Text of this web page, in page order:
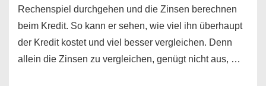
Rechenspiel durchgehen und die Zinsen berechnen
beim Kredit. So kann er sehen, wie viel ihn überhaupt
der Kredit kostet und viel besser vergleichen. Denn
allein die Zinsen zu vergleichen, genügt nicht aus, …